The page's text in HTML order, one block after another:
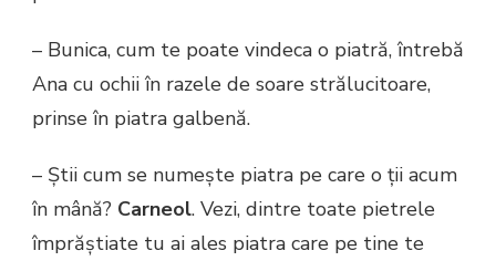
– Bunica, cum te poate vindeca o piatră, întrebă
Ana cu ochii în razele de soare strălucitoare,
prinse în piatra galbenă.
– Știi cum se numește piatra pe care o ții acum
în mână? Carneol. Vezi, dintre toate pietrele
împrăștiate tu ai ales piatra care pe tine te